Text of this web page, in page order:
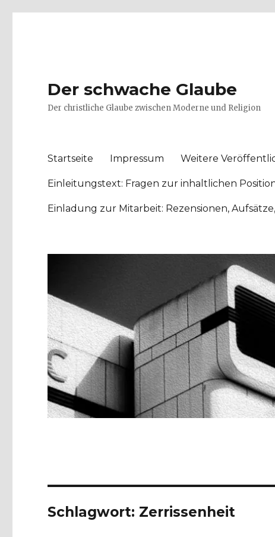
Der schwache Glaube
Der christliche Glaube zwischen Moderne und Religion
Startseite Impressum Weitere
Einleitungstext: Fragen zur inhaltlichen
Einladung zur Mitarbeit: Rezensionen,
Schlagwort: Zerrissenheit